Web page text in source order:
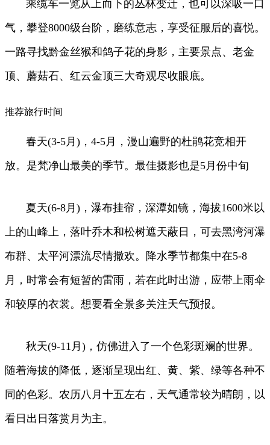
乘缆车一览从上而下的丛林变迁，也可以深吸一口
气，攀登8000级台阶，磨练意志，享受征服后的喜悦。
一路寻找黔金丝猴和鸽子花的身影，主要景点、老金
顶、蘑菇石、红云金顶三大奇观尽收眼底。
推荐旅行时间
春天(3-5月)，4-5月，漫山遍野的杜鹃花竞相开
放。是梵净山最美的季节。最佳摄影也是5月份中旬
夏天(6-8月)，瀑布挂帘，深潭如镜，海拔1600米以
上的山峰上，落叶乔木和松树遮天蔽日，可去黑湾河瀑
布群、太平河漂流尽情撒欢。降水季节都集中在5-8
月，时常会有短暂的雷雨，若在此时出游，应带上雨伞
和较厚的衣裳。想要看全景多关注天气预报。
秋天(9-11月)，仿佛进入了一个色彩斑斓的世界。
随着海拔的降低，逐渐呈现出红、黄、紫、绿等各种不
同的色彩。农历八月十五左右，天气通常较为晴朗，以
看日出日落赏月为主。